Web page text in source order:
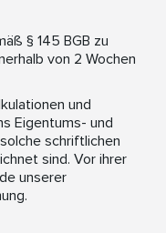
§ 145 BGB zu
von 2 Wochen
und
Eigentums- und
schriftlichen
sind. Vor ihrer
unserer